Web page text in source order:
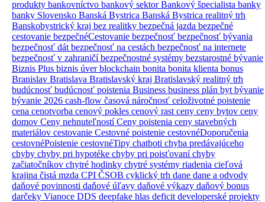
produkty bankovníctvo bankový sektorBankový špecialista banky
banky Slovensko Banská Bystrica Banská Bystrica realitný trh
Banskobystrický kraj bez realitky bezpečná jazda bezpečné
cestovanie bezpečnéCestovanie bezpečnosť bezpečnosť bývania
bezpečnosť dát bezpečnosť na cestách bezpečnosť na internete
bezpečnosť v zahraničíbezpečnostné systémy bezstarostné bývanie
Biznis Plus biznis úverblockchain bonita bonita klienta bonus
Branislav Bratislava Bratislavský kraj Bratislavský realitný trh
budúcnosť budúcnosť poistenia Business business plán byt bývanie
bývanie 2026 cash-flow časová náročnosť celoživotné poistenie
cena cenotvorba cenový pokles cenový rast ceny ceny bytov ceny
domov Ceny nehnuteľnostíCeny poistenia ceny stavebných
materiálov cestovanie Cestovné poistenie cestovnéDoporučenia
cestovnéPoistenie cestovnéTipy chatboti chyba predávajúceho
chyby chyby pri hypotéke chyby pri poisťovaníchyby
začiatočníkov chytré hodinky chytré systémy riadenia cieľová
krajina čistá mzda CPI ČSOB cyklický trh dane dane a odvody
daňové povinnosti daňové úľavy daňové výkazy daňový bonus
darčeky Vianoce DDS deepfake hlas deficit developerské projekty